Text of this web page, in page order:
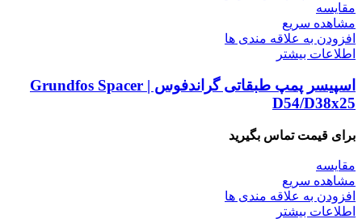
مقایسه
مشاهده سریع
افزودن به علاقه مندی ها
اطلاعات بیشتر
اسپیسر پمپ طبقاتی گراندفوس | Grundfos Spacer
D54/D38x25
برای قیمت تماس بگیرید
مقایسه
مشاهده سریع
افزودن به علاقه مندی ها
اطلاعات بیشتر